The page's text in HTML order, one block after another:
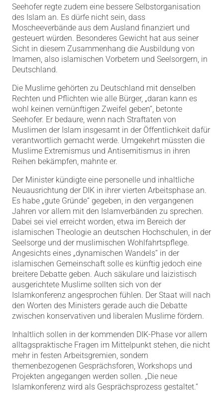
Seehofer regte zudem eine bessere Selbstorganisation
des Islam an. Es dürfe nicht sein, dass
Moscheeverbände aus dem Ausland finanziert und
gesteuert würden. Besonderes Gewicht hat aus seiner
Sicht in diesem Zusammenhang die Ausbildung von
Imamen, also islamischen Vorbetern und Seelsorgern, in
Deutschland.
Die Muslime gehörten zu Deutschland mit denselben
Rechten und Pflichten wie alle Bürger, „daran kann es
wohl keinen vernünftigen Zweifel geben“, betonte
Seehofer. Er bedaure, wenn nach Straftaten von
Muslimen der Islam insgesamt in der Öffentlichkeit dafür
verantwortlich gemacht werde. Umgekehrt müssten die
Muslime Extremismus und Antisemitismus in ihren
Reihen bekämpfen, mahnte er.
Der Minister kündigte eine personelle und inhaltliche
Neuausrichtung der DIK in ihrer vierten Arbeitsphase an.
Es habe „gute Gründe“ gegeben, in den vergangenen
Jahren vor allem mit den Islamverbänden zu sprechen.
Dabei sei viel erreicht worden, etwa im Bereich der
islamischen Theologie an deutschen Hochschulen, in der
Seelsorge und der muslimischen Wohlfahrtspflege.
Angesichts eines „dynamischen Wandels“ in der
islamischen Gemeinschaft solle es künftig jedoch eine
breitere Debatte geben. Auch säkulare und laizistisch
ausgerichtete Muslime sollten sich von der
Islamkonferenz angesprochen fühlen. Der Staat will nach
den Worten des Ministers gerade auch die Debatte
zwischen konservativen und liberalen Muslime fördern.
Inhaltlich sollen in der kommenden DIK-Phase vor allem
alltagspraktische Fragen im Mittelpunkt stehen, die nicht
mehr in festen Arbeitsgremien, sondern
themenbezogenen Gesprächsforen, Workshops und
Projekten angegangen werden sollen. „Die neue
Islamkonferenz wird als Gesprächsprozess gestaltet.“